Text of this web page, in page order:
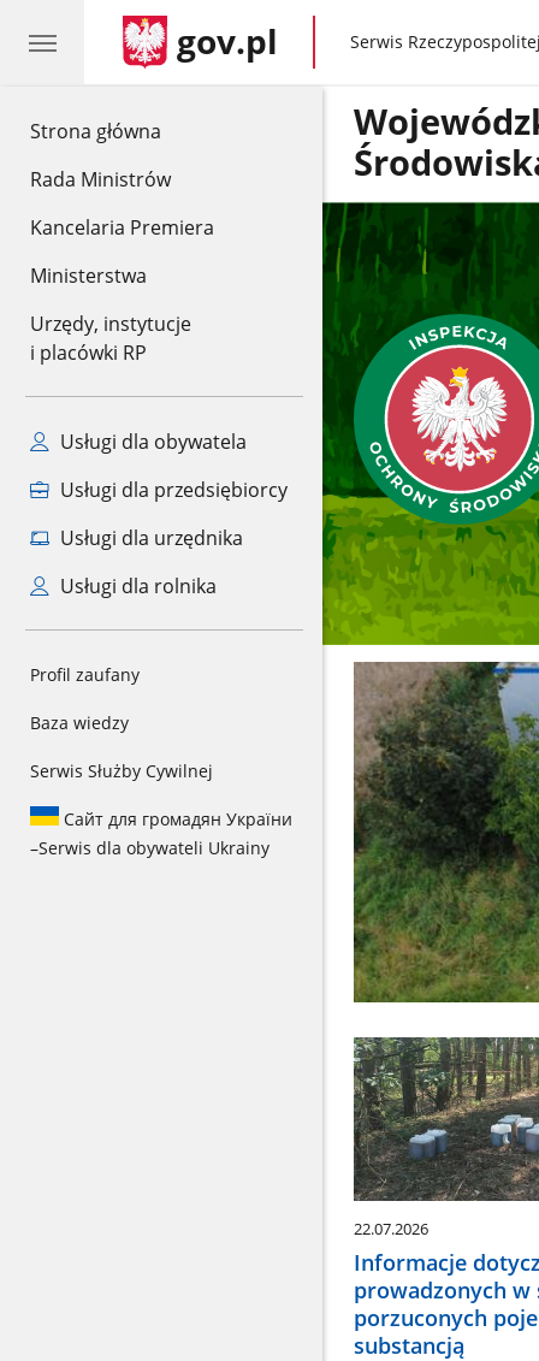
Strona główna
Rada Ministrów
Kancelaria Premiera
Ministerstwa
Urzędy, instytucje
i placówki RP
Usługi dla obywatela
Usługi dla przedsiębiorcy
Usługi dla urzędnika
Usługi dla rolnika
Profil zaufany
Baza wiedzy
Serwis Służby Cywilnej
Сайт для громадян України
–Serwis dla obywateli Ukrainy
gov.pl gov.pl
Serwis
22.07.2026
Informacje
prowadzonych w
porzuconych
substancją